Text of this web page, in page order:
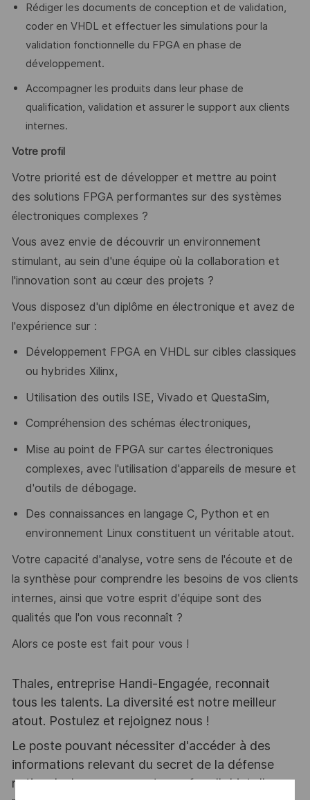
Rédiger les documents de conception et de validation,
coder en VHDL et effectuer les simulations pour la
validation fonctionnelle du FPGA en phase de
développement.
Accompagner les produits dans leur phase de
qualification, validation et assurer le support aux clients
internes.
Votre profil
Votre priorité est de développer et mettre au point
des solutions FPGA performantes sur des systèmes
électroniques complexes ?
Vous avez envie de découvrir un environnement
stimulant, au sein d'une équipe où la collaboration et
l'innovation sont au cœur des projets ?
Vous disposez d'un diplôme en électronique et avez de
l'expérience sur :
Développement FPGA en VHDL sur cibles classiques
ou hybrides Xilinx,
Utilisation des outils ISE, Vivado et QuestaSim,
Compréhension des schémas électroniques,
Mise au point de FPGA sur cartes électroniques
complexes, avec l'utilisation d'appareils de mesure et
d'outils de débogage.
Des connaissances en langage C, Python et en
environnement Linux constituent un véritable atout.
Votre capacité d'analyse, votre sens de l'écoute et de
la synthèse pour comprendre les besoins de vos clients
internes, ainsi que votre esprit d'équipe sont des
qualités que l'on vous reconnaît ?
Alors ce poste est fait pour vous !
Thales, entreprise Handi-Engagée, reconnait
tous les talents. La diversité est notre meilleur
atout. Postulez et rejoignez nous !
Le poste pouvant nécessiter d'accéder à des
informations relevant du secret de la défense
nationale, la personne retenue fera l'objet d'une